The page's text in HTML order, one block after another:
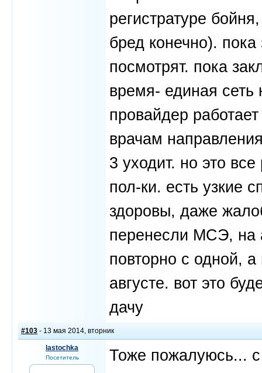
регистратуре
бред конечно). пока
посмотрят. пока
время- единая сеть
провайдер
врачам
3 уходит. но это
пол-ки. есть узкие
здоровы, даже
перенесли МСЭ, на
повторно с одной,
августе. вот это
дачу
#103 - 13 мая 2014, вторник
lastochka
Посетитель
Тоже пожалуюсь...